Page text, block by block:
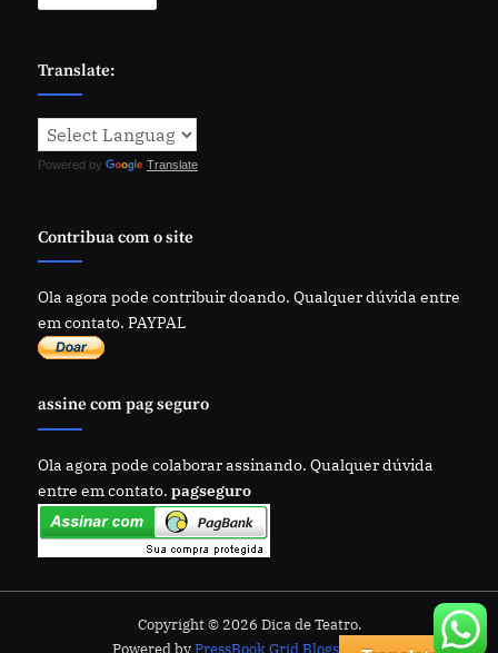
Translate:
Powered by Translate
Contribua com o site
Ola agora pode contribuir doando. Qualquer dúvida entre
em contato. PAYPAL
assine com pag seguro
Ola agora pode colaborar assinando. Qualquer dúvida
entre em contato. pagseguro
Copyright © 2026 Dica de Teatro.